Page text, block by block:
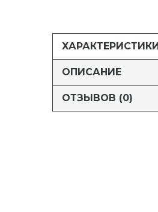
ХАРАКТЕРИСТИКИ
ОПИСАНИЕ
ОТЗЫВОВ (0)